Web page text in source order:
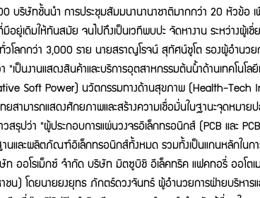
บริษัทชั้นนำ การประชุมสัมมนานานาชาติมากกว่า 20 หัวข้อ
ยู่เดิมให้ทันสมัย จนไปถึงเป็นเวทีพบปะ จัดหางาน ระหว่างผู้เชี่
ทั่วโลกกว่า 3,000 ราย นายสราญโรจน์ สุทัศน์ชูโต รองผู้อำนว
เป็นงานแสดงสินค้าและบริการอุตสาหกรรมต้นน้ำด้านเทคโนโ
Soft Power) นวัตกรรมทางด้านสุขภาพ (Health-Tech
ไทยสามารถแสดงศักยภาพและสร้างความเชื่อมั่นในฐานะจุดหม
ปว่า "ผู้ประกอบการแผ่นวงจรอิเล็กทรอนิกส์ (PCB และ
านและผลิตภัณฑ์อิเล็กทรอนิกส์ทั้งหมด รวมทั้งเป็นแกนหลัก
ออโรเม็กซ์ จำกัด บริษัท มิตซูบิชิ อีเล็คทริค แฟคทอรี่ ออโตเ
ชน) โดยนายยงยุทธ ภักตร์ดวงจันทร์ ผู้อำนวยการฝ่ายบริหาร